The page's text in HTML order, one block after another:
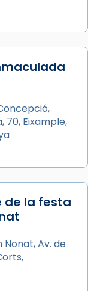
apostòlica
Joan
i l’ha
Cugat, a
tradició
70, Eixample,
de la festa
Nonat, Av. de